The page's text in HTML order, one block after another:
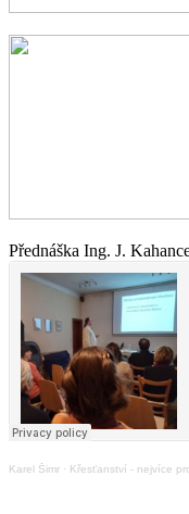
Přednáška Ing. J.
Karel Šimr · Křesťanství - nejvíce